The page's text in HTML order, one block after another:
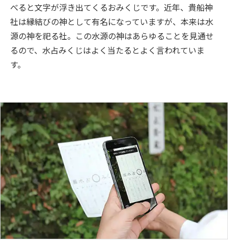
べると文字が浮き出てくるおみくじです。近年、貴船神
社は縁結びの神として有名になっていますが、本来は水
源の神を祀る社。この水源の神はあらゆることを見通せ
るので、水占みくじはよく当たるとよく言われていま
す。